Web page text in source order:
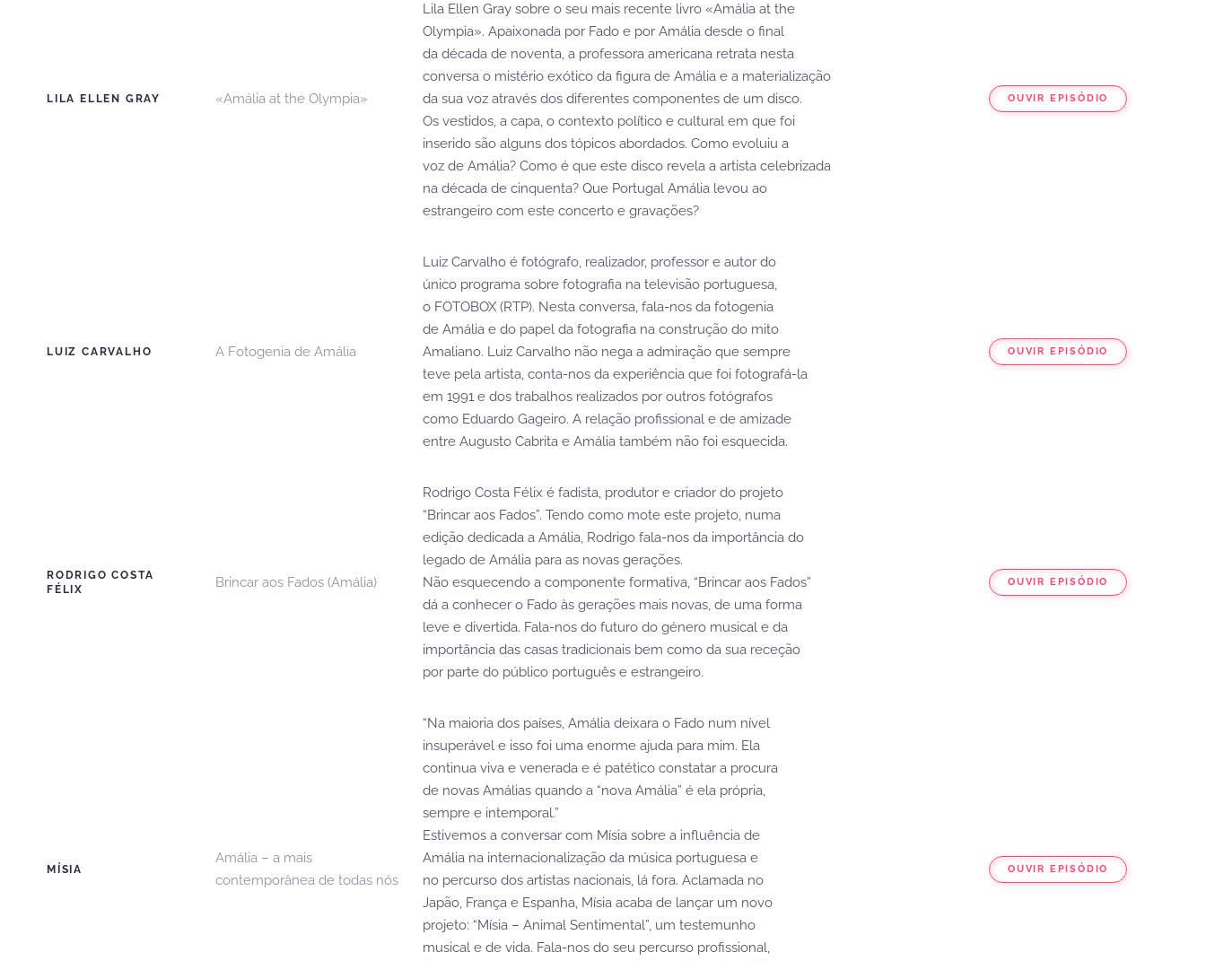
LILA ELLEN GRAY «Amália at the Olympia»
Lila Ellen Gray sobre o seu mais recente livro «Amália at the
Olympia». Apaixonada por Fado e por Amália desde o final
da década de noventa, a professora americana retrata nesta
conversa o mistério exótico da figura de Amália e a materialização
da sua voz através dos diferentes componentes de um disco.
Os vestidos, a capa, o contexto político e cultural em que foi
inserido são alguns dos tópicos abordados. Como evoluiu a
voz de Amália? Como é que este disco revela a artista celebrizada
na década de cinquenta? Que Portugal Amália levou ao
estrangeiro com este concerto e gravações?
OUVIR EPISÓDIO
LUIZ CARVALHO A Fotogenia de Amália
Luiz Carvalho é fotógrafo, realizador, professor e autor do
único programa sobre fotografia na televisão portuguesa,
o FOTOBOX (RTP). Nesta conversa, fala-nos da fotogenia
de Amália e do papel da fotografia na construção do mito
Amaliano. Luiz Carvalho não nega a admiração que sempre
teve pela artista, conta-nos da experiência que foi fotografá-la
em 1991 e dos trabalhos realizados por outros fotógrafos
como Eduardo Gageiro. A relação profissional e de amizade
entre Augusto Cabrita e Amália também não foi esquecida.
OUVIR EPISÓDIO
RODRIGO COSTA
FÉLIX
Brincar aos Fados (Amália)
Rodrigo Costa Félix é fadista, produtor e criador do projeto
“Brincar aos Fados”. Tendo como mote este projeto, numa
edição dedicada a Amália, Rodrigo fala-nos da importância do
legado de Amália para as novas gerações.
Não esquecendo a componente formativa, “Brincar aos Fados”
dá a conhecer o Fado às gerações mais novas, de uma forma
leve e divertida. Fala-nos do futuro do género musical e da
importância das casas tradicionais bem como da sua receção
por parte do público português e estrangeiro.
OUVIR EPISÓDIO
MÍSIA
Amália – a mais
contemporânea de todas nós
“Na maioria dos países, Amália deixara o Fado num nível
insuperável e isso foi uma enorme ajuda para mim. Ela
continua viva e venerada e é patético constatar a procura
de novas Amálias quando a “nova Amália” é ela própria,
sempre e intemporal.”
Estivemos a conversar com Mísia sobre a influência de
Amália na internacionalização da música portuguesa e
no percurso dos artistas nacionais, lá fora. Aclamada no
Japão, França e Espanha, Mísia acaba de lançar um novo
projeto: “Mísia – Animal Sentimental”, um testemunho
musical e de vida. Fala-nos do seu percurso profissional,
OUVIR EPISÓDIO